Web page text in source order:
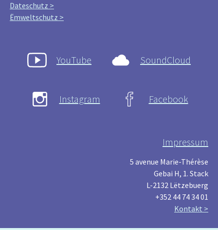
Dateschutz >
Ëmweltschutz >
YouTube SoundCloud
Instagram Facebook
Impressum
5 avenue Marie-Thérèse
Gebai H, 1. Stack
L-2132 Lëtzebuerg
+352 44 74 34 01
Kontakt >